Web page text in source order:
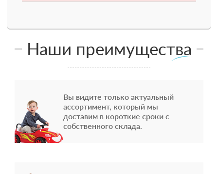
Наши преимущества
Вы видите только актуальный
ассортимент, который мы
доставим в короткие сроки с
собственного склада.